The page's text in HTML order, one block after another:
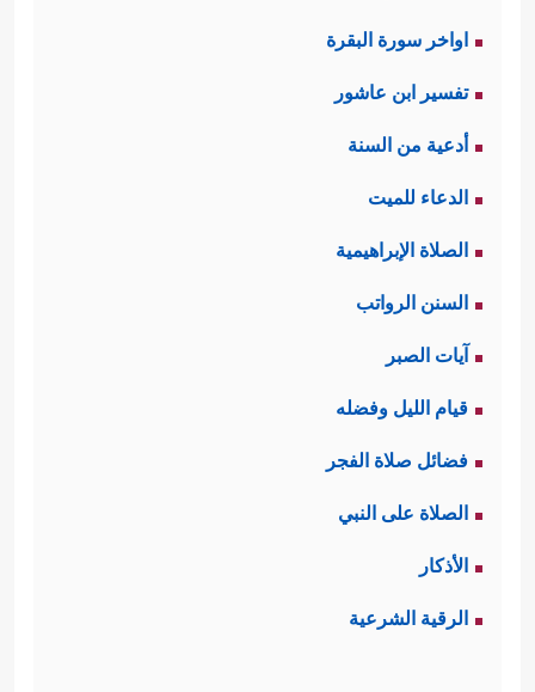
اواخر سورة البقرة
تفسير ابن عاشور
أدعية من السنة
الدعاء للميت
الصلاة الإبراهيمية
السنن الرواتب
آيات الصبر
قيام الليل وفضله
فضائل صلاة الفجر
الصلاة على النبي
الأذكار
الرقية الشرعية